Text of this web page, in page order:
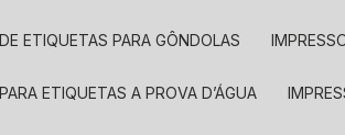
ETIQUETAS PARA GÔNDOLAS
ETIQUETAS A PROVA D’ÁGUA